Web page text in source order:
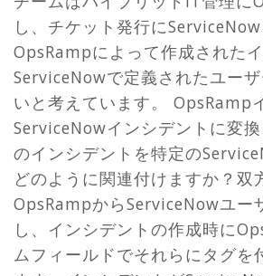
し、チケット発行にServiceNow
OpsRampによって作成された
ServiceNowで定義されたユー
いと考えています。 OpsRamp
ServiceNowインシデントに変
のインシデントを特定の
どのように関連付けますか？双
OpsRampからServiceNowユー
し、インシデントの作成時に
ムフィールドでそれらにタグを